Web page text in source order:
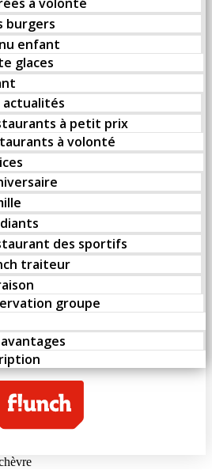
burgers
enfant
glaces
actualités
à petit prix
à volonté
des sportifs
traiteur
groupe